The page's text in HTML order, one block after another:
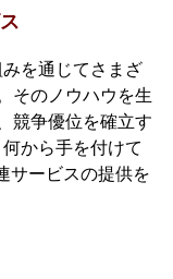
を通じてさまざ
そのノウハウを生
競争優位を確立す
から手を付けて
サービスの提供を